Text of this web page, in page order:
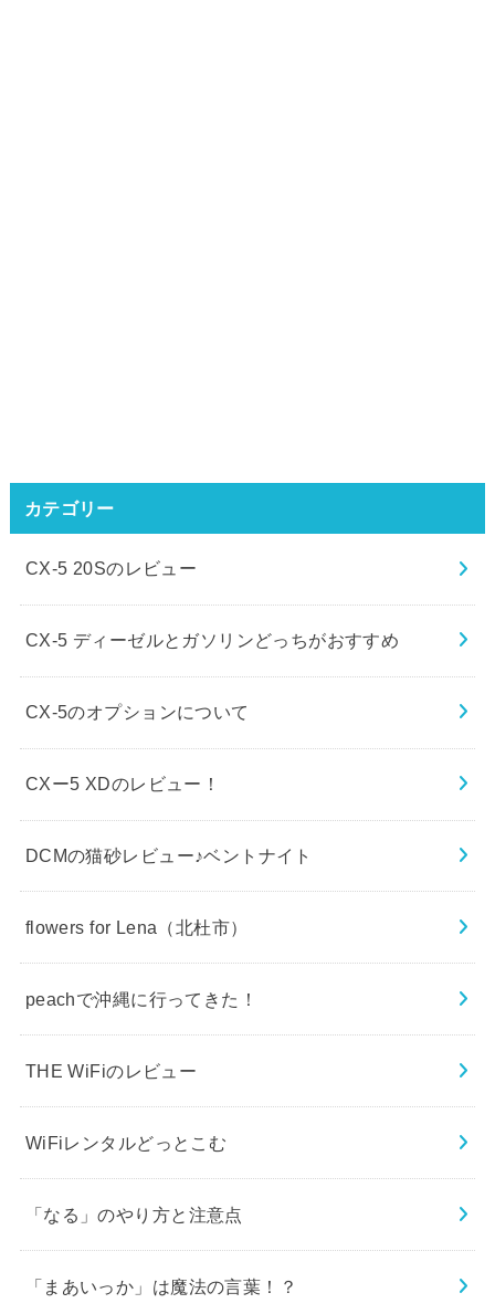
カテゴリー
CX-5 20Sのレビュー
CX-5 ディーゼルとガソリンどっちがおすすめ
CX-5のオプションについて
CXー5 XDのレビュー！
DCMの猫砂レビュー♪ベントナイト
flowers for Lena（北杜市）
peachで沖縄に行ってきた！
THE WiFiのレビュー
WiFiレンタルどっとこむ
「なる」のやり方と注意点
「まあいっか」は魔法の言葉！？